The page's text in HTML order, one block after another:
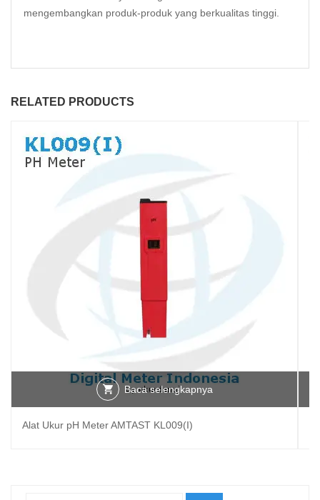
mengembangkan produk-produk yang berkualitas tinggi.
RELATED PRODUCTS
Baca selengkapnya
Alat Ukur pH Meter AMTAST KL009(I)